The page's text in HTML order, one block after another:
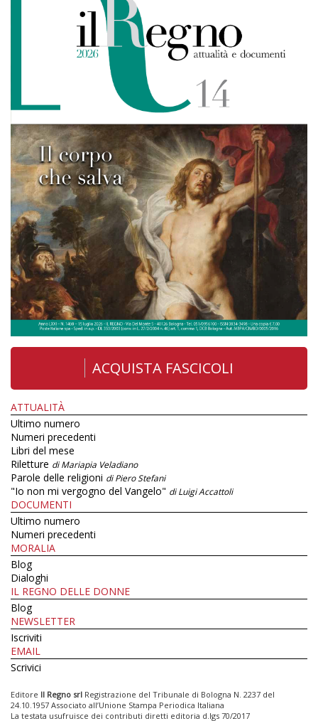
ACQUISTA FASCICOLI
ATTUALITÀ
Ultimo numero
Numeri precedenti
Libri del mese
Riletture di Mariapia Veladiano
Parole delle religioni di Piero Stefani
"Io non mi vergogno del Vangelo" di Luigi Accattoli
DOCUMENTI
Ultimo numero
Numeri precedenti
MORALIA
Blog
Dialoghi
IL REGNO DELLE DONNE
Blog
NEWSLETTER
Iscriviti
EMAIL
Scrivici
Editore Il Regno srl Registrazione del Tribunale di Bologna N. 2237 del
24.10.1957 Associato all’Unione Stampa Periodica Italiana
La testata usufruisce dei contributi diretti editoria d.lgs 70/2017